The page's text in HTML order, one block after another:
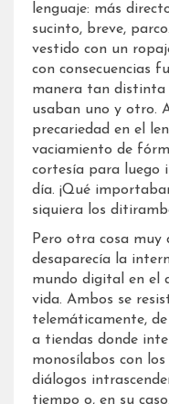
lenguaje: más
sucinto, breve,
vestido con un
con consecuencias
manera tan distinta
usaban uno y otro.
precariedad en el
vaciamiento de
cortesía para luego
día. ¡Qué
siquiera los
Pero otra cosa muy
desaparecía la
mundo digital en el
vida. Ambos se
telemáticamente,
a tiendas donde
monosílabos con
diálogos
tiempo o, en su